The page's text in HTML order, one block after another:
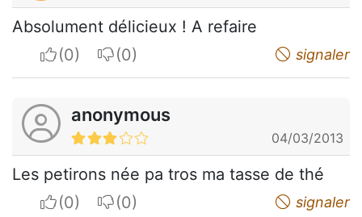
Absolument délicieux ! A refaire
I apreciateI do not appreciate signaler
anonymous
04/03/2013
Les petirons née pa tros ma tasse de thé
I apreciateI do not appreciate signaler